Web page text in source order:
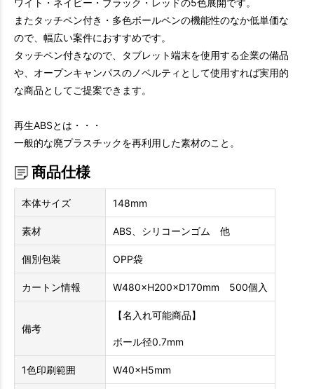
ワイト・ネイビー・ブラック・レッドの5色展開です。
またタッチペン付き・多色ボールペンの機能性のなか低単価な
ので、幅広い案件におすすめです。
タッチペン付きなので、タブレット端末を使用する企業の備品
や、オープンキャンパスのノベルティとして使用すれば実用的
な商品としてご提案できます。
再生ABSとは・・・
一般的な廃プラスチックを再利用した素材のこと。
商品仕様
本体サイズ 148mm
素材 ABS、シリコーンゴム 他
個別包装 OPP袋
カートン情報 W480×H200×D170mm 500個入
備考
【名入れ可能商品】
ボール径0.7mm
1色印刷範囲 W40×H5mm